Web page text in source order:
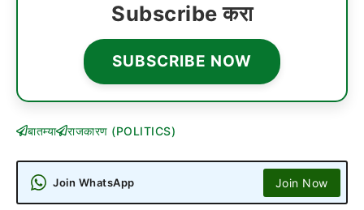
Subscribe करा
SUBSCRIBE NOW
बातम्या राजकारण (POLITICS)
Join WhatsApp Join Now